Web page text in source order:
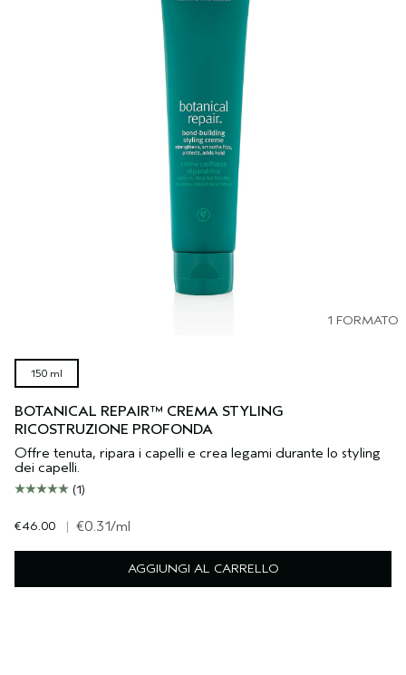
1 FORMATO
150 ml
BOTANICAL REPAIR™ CREMA STYLING
RICOSTRUZIONE PROFONDA
Offre tenuta, ripara i capelli e crea legami durante lo styling
dei capelli.
(1)
€46.00 | €0.31/ml
AGGIUNGI AL CARRELLO